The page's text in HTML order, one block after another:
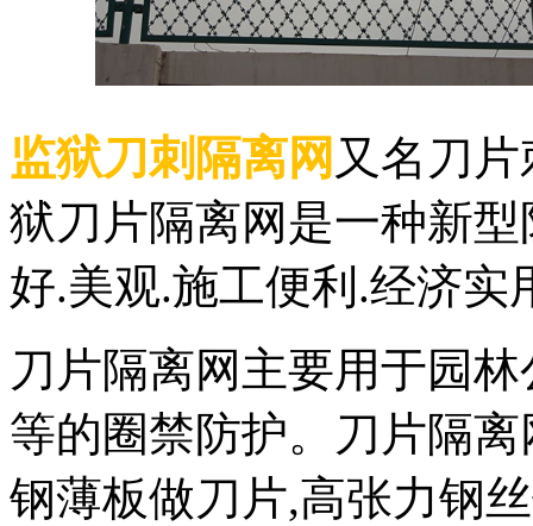
监狱刀刺隔离网 又名刀
狱刀片隔离网是一种新
好.美观.施工便利.经济实
刀片隔离网主要用于园
等的圈禁防护。刀片隔
钢薄板做刀片,高张力钢